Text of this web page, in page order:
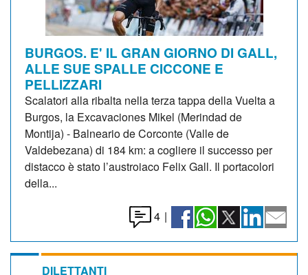
BURGOS. E' IL GRAN GIORNO DI GALL,
ALLE SUE SPALLE CICCONE E
PELLIZZARI
Scalatori alla ribalta nella terza tappa della Vuelta a
Burgos, la Excavaciones Mikel (Merindad de
Montija) - Balneario de Corconte (Valle de
Valdebezana) di 184 km: a cogliere il successo per
distacco è stato l’austroiaco Felix Gall. Il portacolori
della...
4 |
DILETTANTI